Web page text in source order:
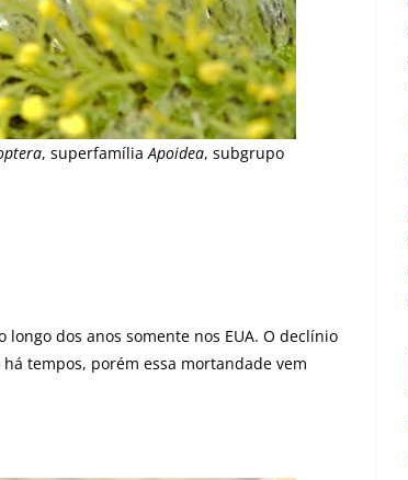
, superfamíliaApoidea, subgrupo
dos anos somente nos EUA. O declínio
tempos, porém essa mortandade vem